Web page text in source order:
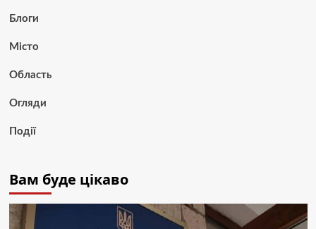
Блоги
Місто
Область
Огляди
Події
Вам буде цікаво